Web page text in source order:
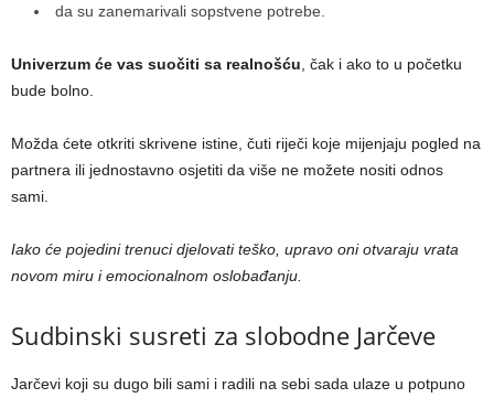
da su zanemarivali sopstvene potrebe.
Univerzum će vas suočiti sa realnošću , čak i ako to u početku
bude bolno.
Možda ćete otkriti skrivene istine, čuti riječi koje mijenjaju pogled na
partnera ili jednostavno osjetiti da više ne možete nositi odnos
sami.
Iako će pojedini trenuci djelovati teško, upravo oni otvaraju vrata
novom miru i emocionalnom oslobađanju.
Sudbinski susreti za slobodne Jarčeve
Jarčevi koji su dugo bili sami i radili na sebi sada ulaze u potpuno